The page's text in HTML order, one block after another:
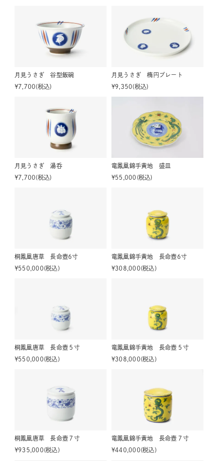
月見うさぎ 谷型飯碗
¥7,700 税込
月見うさぎ 楕円プレート
¥9,350 税込
月見うさぎ 湯呑
¥7,700 税込
竜鳳凰錦手黄地 盛皿
¥55,000 税込
桐鳳凰唐草 長命壺6寸
¥550,000 税込
竜鳳凰錦手黄地 長命壺6寸
¥308,000 税込
桐鳳凰唐草 長命壺５寸
¥550,000 税込
竜鳳凰錦手黄地 長命壺５寸
¥308,000 税込
桐鳳凰唐草 長命壺７寸
¥935,000 税込
竜鳳凰錦手黄地 長命壺７寸
¥440,000 税込